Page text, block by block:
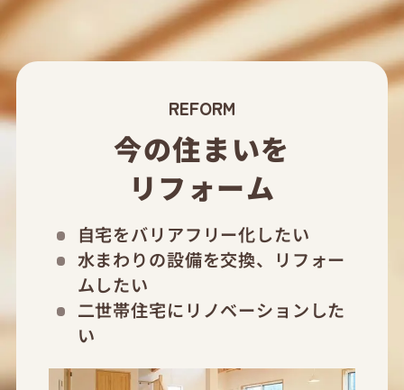
REFORM
今の住まいを
リフォーム
自宅をバリアフリー化したい
水まわりの設備を交換、リフォー
ムしたい
二世帯住宅にリノベーションした
い